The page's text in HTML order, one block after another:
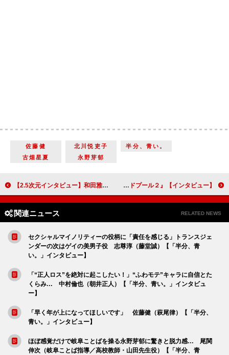
佐藤健 北川悦吏子
半分、青い。
古畑星夏
永野芽郁
【2.5次元インタビュー】和田雅成、「僕たちがたどり着きたかった場所」を描いた舞台『刀剣乱舞』最新作への思い 【インタビュー】『デッドプール２』ライアン・レイノルズ「僕とデッドプールは、境界線が分からないぐらいかぶっています」
関連ニュース RELATED NEWS
セクシャルマイノリティーの役柄に「責任を感じる」トランスジェ
ンダーの次はゲイの美男子役 志尊淳（藤堂誠）【「半分、青
い。」インタビュー】
「“正人ロス”を絶対に起こしたい！」“ふわモテ”キャラに自信とた
くらみ… 中村倫也（朝井正人）【「半分、青い。」インタビュ
ー】
「早く年が上になってほしいです」 佐藤健（萩尾律）【「半分、
青い。」インタビュー】
ほぼ感覚だけで岐阜ことばを操る永野芽郁に驚きと脱力感… 尾関
伸次（岐阜ことば指導／高校教師・山田先生役）【「半分、青